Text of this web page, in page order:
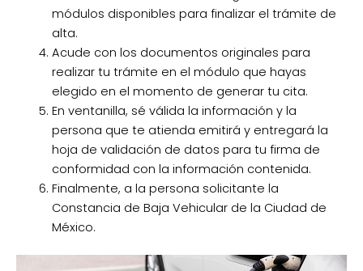
módulos disponibles para finalizar el trámite de
alta.
Acude con los documentos originales para
realizar tu trámite en el módulo que hayas
elegido en el momento de generar tu cita.
En ventanilla, sé válida la información y la
persona que te atienda emitirá y entregará la
hoja de validación de datos para tu firma de
conformidad con la información contenida.
Finalmente, a la persona solicitante la
Constancia de Baja Vehicular de la Ciudad de
México.